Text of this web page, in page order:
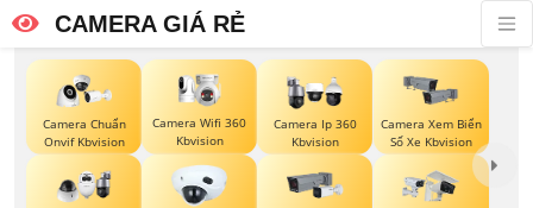
CAMERA GIÁ RẺ
Camera Chuẩn
Onvif Kbvision
Camera Wifi 360
Kbvision
Camera Ip 360
Kbvision
Camera Xem Biển
Số Xe Kbvision